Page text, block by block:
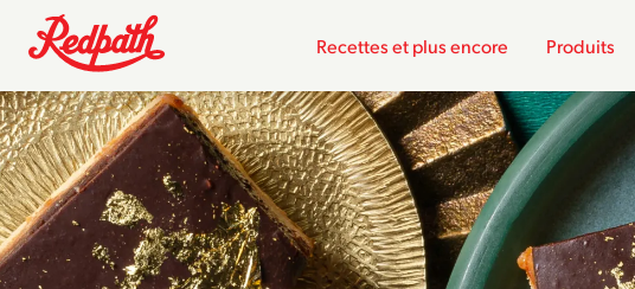
Recettes et plus encore Produits